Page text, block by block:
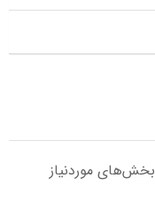
بخش‌های موردنیاز